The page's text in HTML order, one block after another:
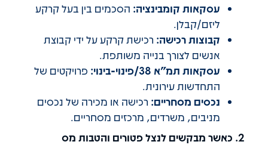
עסקאות קומבינציה: הסכמים בין בעל קרקע
ליזם/קבלן.
קבוצות רכישה: רכישת קרקע על ידי קבוצת
אנשים לצורך בנייה משותפת.
עסקאות תמ"א 38/פינוי-בינוי:
פרויקטים של
התחדשות עירונית.
נכסים מסחריים: רכישה או מכירה של נכסים
מניבים, משרדים, מרכזים מסחריים.
2. כאשר מבקשים לנצל פטורים והטבות מס